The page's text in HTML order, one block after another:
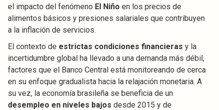
el impacto del fenómeno El Niño en los precios de
alimentos básicos y presiones salariales que contribuyen
a la inflación de servicios.
El contexto de estrictas condiciones financieras y la
incertidumbre global ha llevado a una demanda más débil,
factores que el Banco Central está monitoreando de cerca
en su enfoque gradualista hacia la relajación monetaria. A
su vez, la economía brasileña se beneficia de un
desempleo en niveles bajos desde 2015 y de